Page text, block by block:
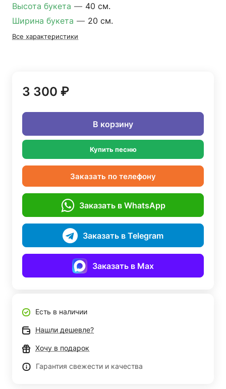
Высота букета — 40 см.
Ширина букета — 20 см.
Все характеристики
3 300 ₽
В корзину
Купить песню
Заказать по телефону
Заказать в WhatsApp
Заказать в Telegram
Заказать в Max
Есть в наличии
Нашли дешевле?
Хочу в подарок
Гарантия свежести и качества